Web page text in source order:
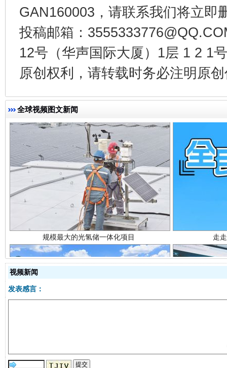
GAN160003，请联系我们将立即
投稿邮箱：
12号（华声国际大厦）1层 1 2 1
原创权利，请转载时务必注明原
全球视频图文新闻
事关残疾人未来5年
规模最大的光氢储一体化项目 走
视频新闻
发表感言：